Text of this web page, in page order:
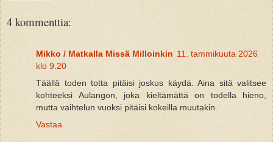
4 kommenttia:
Mikko / Matkalla Missä Milloinkin 11. tammikuuta 2026
klo 9.20
Täällä toden totta pitäisi joskus käydä. Aina sitä valitsee
kohteeksi Aulangon, joka kieltämättä on todella hieno,
mutta vaihtelun vuoksi pitäisi kokeilla muutakin.
Vastaa